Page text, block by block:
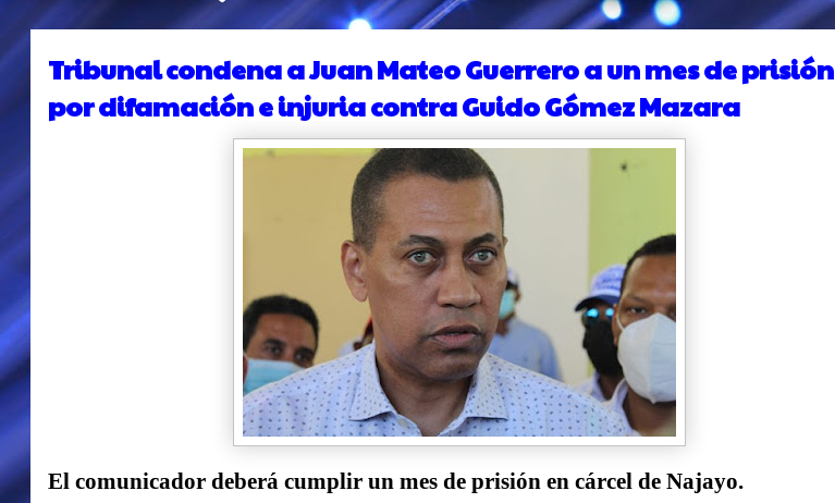
Tribunal condena a Juan Mateo Guerrero a un mes de prisión
por difamación e injuria contra Guido Gómez Mazara
El comunicador deberá cumplir un mes de prisión en cárcel de Najayo.